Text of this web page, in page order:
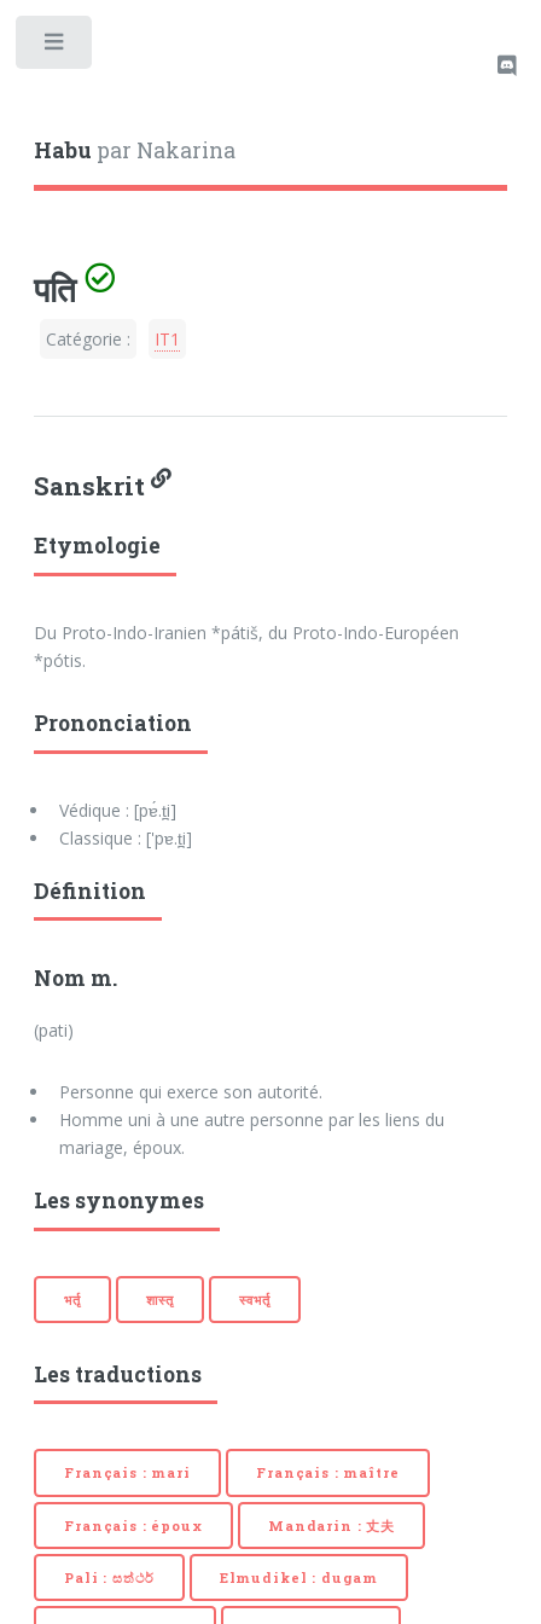
Habu par Nakarina
पति
Catégorie : IT1
Sanskrit
Etymologie
Du Proto-Indo-Iranien *pátiš, du Proto-Indo-Européen
*pótis.
Prononciation
Védique : [pɐ́.t̪i]
Classique : ['pɐ.t̪i]
Définition
Nom m.
(pati)
Personne qui exerce son autorité.
Homme uni à une autre personne par les liens du
mariage, époux.
Les synonymes
भर्तृ शास्तृ स्वभर्तृ
Les traductions
Français : mari Français : maître
Français : époux Mandarin : 丈夫
Pali : සත්‍ථර්‍ Elmudikel : dugam